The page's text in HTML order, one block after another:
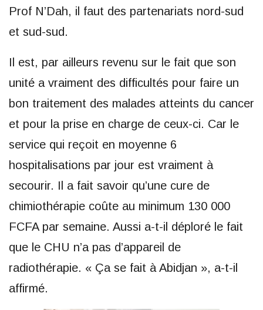
Prof N’Dah, il faut des partenariats nord-sud
et sud-sud.
Il est, par ailleurs revenu sur le fait que son
unité a vraiment des difficultés pour faire un
bon traitement des malades atteints du cancer
et pour la prise en charge de ceux-ci. Car le
service qui reçoit en moyenne 6
hospitalisations par jour est vraiment à
secourir. Il a fait savoir qu’une cure de
chimiothérapie coûte au minimum 130 000
FCFA par semaine. Aussi a-t-il déploré le fait
que le CHU n’a pas d’appareil de
radiothérapie. « Ça se fait à Abidjan », a-t-il
affirmé.